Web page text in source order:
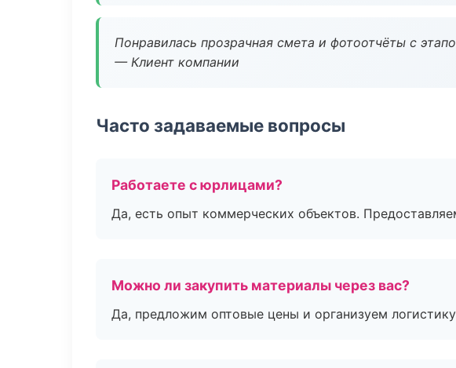
Понравилась прозрачная смета и фотоотчёты с
— Клиент компании
Часто задаваемые вопросы
Работаете с юрлицами?
Да, есть опыт коммерческих объектов.
Можно ли закупить материалы через вас?
Да, предложим оптовые цены и организуем логистику